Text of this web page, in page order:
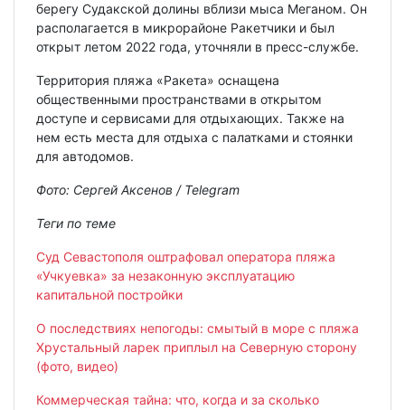
берегу Судакской долины вблизи мыса Меганом. Он
располагается в микрорайоне Ракетчики и был
открыт летом 2022 года, уточняли в пресс-службе.
Территория пляжа «Ракета» оснащена
общественными пространствами в открытом
доступе и сервисами для отдыхающих. Также на
нем есть места для отдыха с палатками и стоянки
для автодомов.
Фото: Сергей Аксенов / Telegram
Теги по теме
Суд Севастополя оштрафовал оператора пляжа
«Учкуевка» за незаконную эксплуатацию
капитальной постройки
О последствиях непогоды: смытый в море с пляжа
Хрустальный ларек приплыл на Северную сторону
(фото, видео)
Коммерческая тайна: что, когда и за сколько